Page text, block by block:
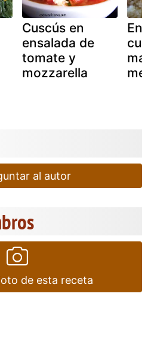
Cuscús en
ensalada de
tomate y
mozzarella
al autor
de esta receta